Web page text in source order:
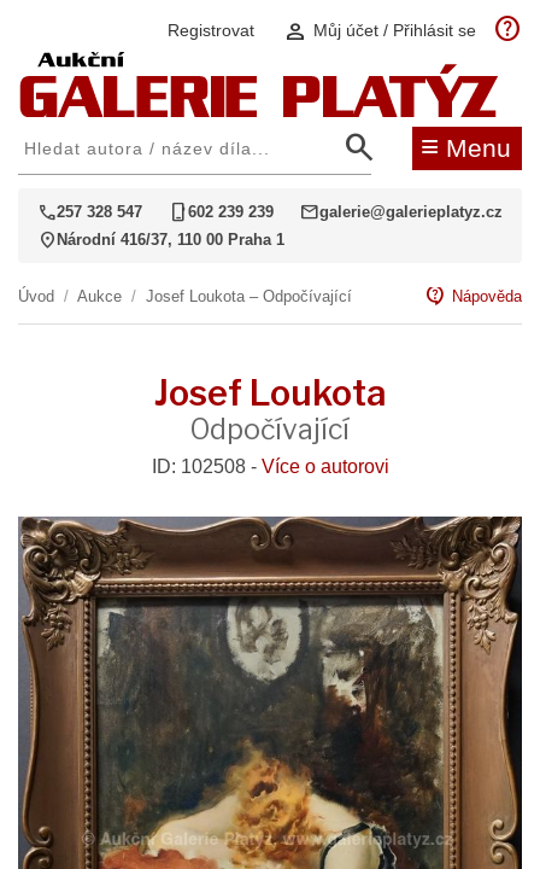
Registrovat person Můj účet / Přihlásit se help
search ≡ Menu
call257 328 547 phone_iphone602 239 239 mailgalerie@galerieplatyz.cz
location_on Národní 416/37, 110 00 Praha 1
Úvod / Aukce / Josef Loukota – Odpočívající contact_support Nápověda
Josef Loukota
Odpočívající
ID: 102508 - Více o autorovi